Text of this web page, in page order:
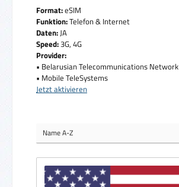
Format:eSIM
Funktion:Telefon & Internet
Daten: JA
Speed:3G, 4G
Provider:
• Belarusian Telecommunications Network
• Mobile TeleSystems
Jetzt aktivieren